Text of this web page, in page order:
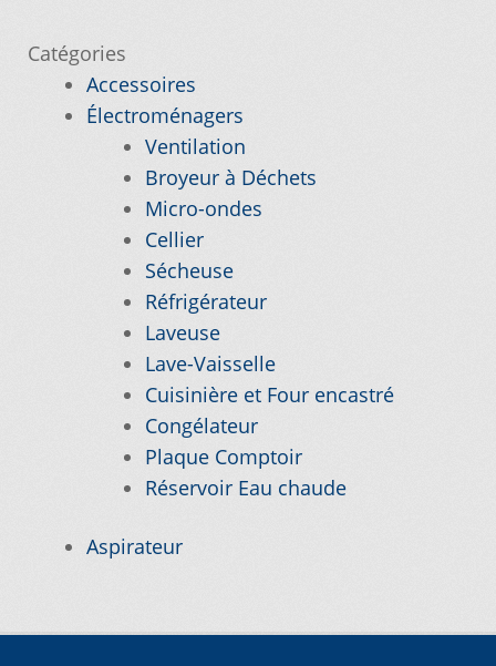
Nos promotions
Notre objectif
Pour quel type d’appareil ?
Si vous ne trouvez pas la pièce que vous
cherchez, on l’ajoute pour vous !
Suivez votre commande
Trucs et astuces
Vous ne trouvez pas la pièce sur notre site…
Catégories
Accessoires
Électroménagers
Ventilation
Broyeur à Déchets
Micro-ondes
Cellier
Sécheuse
Réfrigérateur
Laveuse
Lave-Vaisselle
Cuisinière et Four encastré
Congélateur
Plaque Comptoir
Réservoir Eau chaude
Aspirateur